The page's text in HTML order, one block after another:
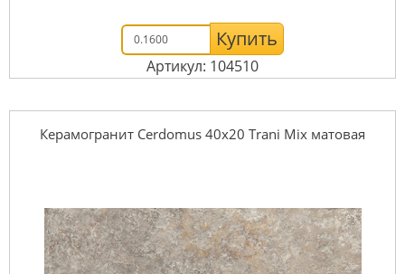
Купить
Артикул: 104510
Керамогранит Cerdomus 40x20 Trani Mix матовая